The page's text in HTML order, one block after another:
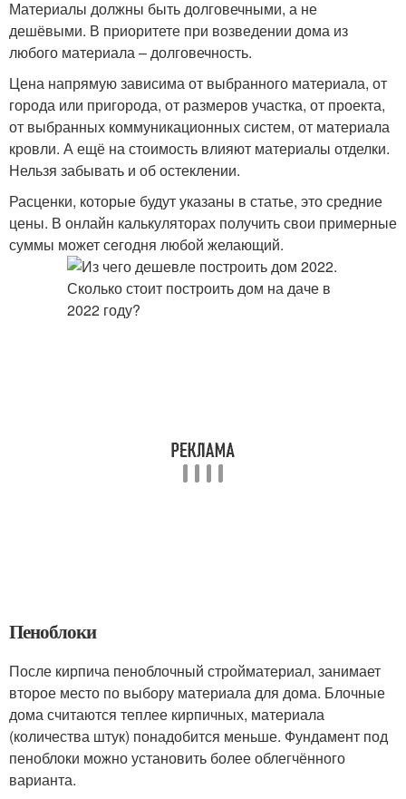
Материалы должны быть долговечными, а не
дешёвыми. В приоритете при возведении дома из
любого материала – долговечность.
Цена напрямую зависима от выбранного материала, от
города или пригорода, от размеров участка, от проекта,
от выбранных коммуникационных систем, от материала
кровли. А ещё на стоимость влияют материалы отделки.
Нельзя забывать и об остеклении.
Расценки, которые будут указаны в статье, это средние
цены. В онлайн калькуляторах получить свои примерные
суммы может сегодня любой желающий.
Пеноблоки
После кирпича пеноблочный стройматериал, занимает
второе место по выбору материала для дома. Блочные
дома считаются теплее кирпичных, материала
(количества штук) понадобится меньше. Фундамент под
пеноблоки можно установить более облегчённого
варианта.